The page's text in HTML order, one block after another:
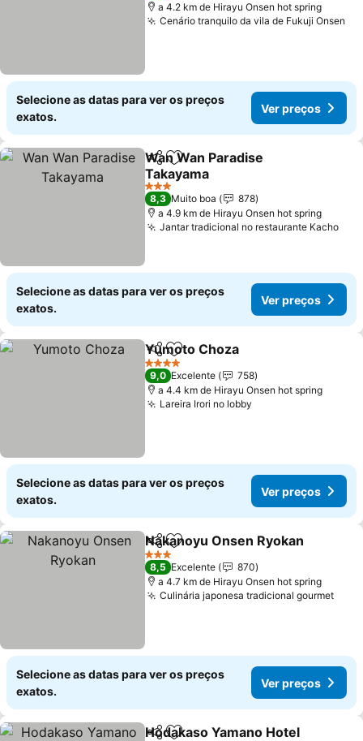
a 4.2 km de Hirayu Onsen hot spring
Cenário tranquilo da vila de Fukuji Onsen
Selecione as datas para ver os preços
exatos.
Ver preços
PartilharAdicionar aos favoritos
Wan Wan Paradise
Takayama
3 Estrelas
8,3 Muito boa
878
a 4.9 km de Hirayu Onsen hot spring
Jantar tradicional no restaurante Kacho
Selecione as datas para ver os preços
exatos.
Ver preços
PartilharAdicionar aos favoritos
Yumoto Choza
4 Estrelas
9,0 Excelente
758
a 4.4 km de Hirayu Onsen hot spring
Lareira Irori no lobby
Selecione as datas para ver os preços
exatos.
Ver preços
PartilharAdicionar aos favoritos
Nakanoyu Onsen Ryokan
3 Estrelas
8,5 Excelente
870
a 4.7 km de Hirayu Onsen hot spring
Culinária japonesa tradicional gourmet
Selecione as datas para ver os preços
exatos.
Ver preços
Hodakaso Yamano Hotel